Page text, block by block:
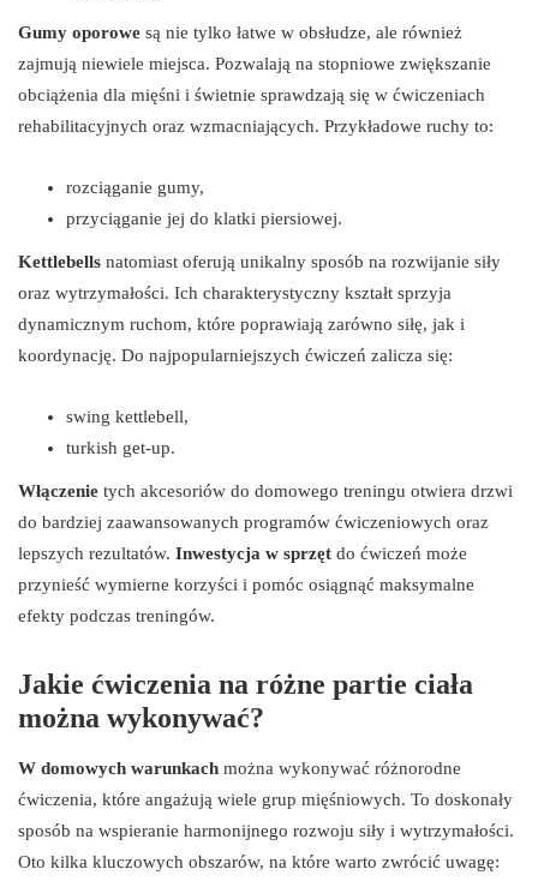
Gumy oporowe są nie tylko łatwe w obsłudze, ale również
zajmują niewiele miejsca. Pozwalają na stopniowe zwiększanie
obciążenia dla mięśni i świetnie sprawdzają się w ćwiczeniach
rehabilitacyjnych oraz wzmacniających. Przykładowe ruchy to:
rozciąganie gumy,
przyciąganie jej do klatki piersiowej.
Kettlebells natomiast oferują unikalny sposób na rozwijanie siły
oraz wytrzymałości. Ich charakterystyczny kształt sprzyja
dynamicznym ruchom, które poprawiają zarówno siłę, jak i
koordynację. Do najpopularniejszych ćwiczeń zalicza się:
swing kettlebell,
turkish get-up.
Włączenie tych akcesoriów do domowego treningu otwiera drzwi
do bardziej zaawansowanych programów ćwiczeniowych oraz
lepszych rezultatów. Inwestycja w sprzęt do ćwiczeń może
przynieść wymierne korzyści i pomóc osiągnąć maksymalne
efekty podczas treningów.
Jakie ćwiczenia na różne partie ciała
można wykonywać?
W domowych warunkach można wykonywać różnorodne
ćwiczenia, które angażują wiele grup mięśniowych. To doskonały
sposób na wspieranie harmonijnego rozwoju siły i wytrzymałości.
Oto kilka kluczowych obszarów, na które warto zwrócić uwagę: